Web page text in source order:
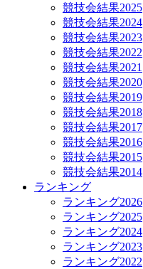
競技会結果2025
競技会結果2024
競技会結果2023
競技会結果2022
競技会結果2021
競技会結果2020
競技会結果2019
競技会結果2018
競技会結果2017
競技会結果2016
競技会結果2015
競技会結果2014
ランキング
ランキング2026
ランキング2025
ランキング2024
ランキング2023
ランキング2022